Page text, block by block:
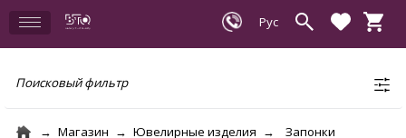
Поисковый фильтр
Магазин Ювелирные изделия Запонки